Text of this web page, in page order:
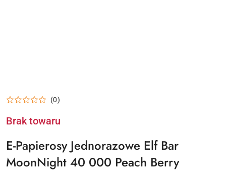
(0)
Brak towaru
E-Papierosy Jednorazowe Elf Bar
MoonNight 40 000 Peach Berry